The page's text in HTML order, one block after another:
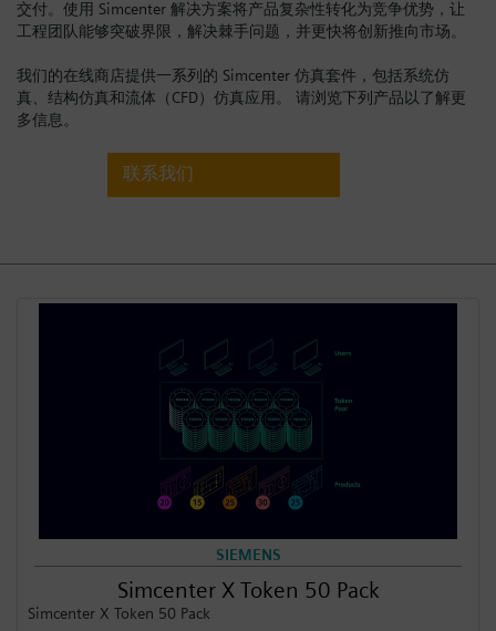
Industrial Software Store
我的帐户
我的购物车: 0 项
交付。使用 Simcenter 解决方案将产品复杂性转化为竞争优势，让
工程团队能够突破界限，解决棘手问题，并更快将创新推向市场。
我们的在线商店提供一系列的 Simcenter 仿真套件，包括系统仿
真、结构仿真和流体（CFD）仿真应用。 请浏览下列产品以了解更
多信息。
联系我们
SIEMENS
Simcenter X Token 50 Pack
Simcenter X Token 50 Pack